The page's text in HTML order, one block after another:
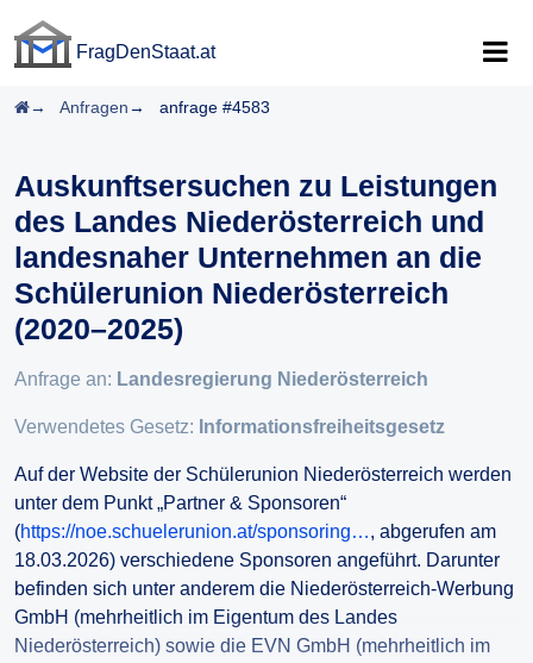
FragDenStaat.at
Startseite
Anfragen anfrage #4583
Auskunftsersuchen zu Leistungen
des Landes Niederösterreich und
landesnaher Unternehmen an die
Schülerunion Niederösterreich
(2020–2025)
Anfrage an: Landesregierung Niederösterreich
Verwendetes Gesetz: Informationsfreiheitsgesetz
Auf der Website der Schülerunion Niederösterreich werden
unter dem Punkt „Partner & Sponsoren“
(https://noe.schuelerunion.at/sponsoring…, abgerufen am
18.03.2026) verschiedene Sponsoren angeführt. Darunter
befinden sich unter anderem die Niederösterreich-Werbung
GmbH (mehrheitlich im Eigentum des Landes
Niederösterreich) sowie die EVN GmbH (mehrheitlich im